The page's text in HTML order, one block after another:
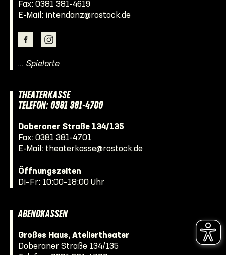
Fax: 0381 381-4619
E-Mail: intendanz@rostock.de
… Spielorte
THEATERKASSE
TELEFON: 0381 381-4700
Doberaner Straße 134/135
Fax: 0381 381-4701
E-Mail: theaterkasse@rostock.de
Öffnungszeiten
Di–Fr: 10:00–18:00 Uhr
ABENDKASSEN
Großes Haus, Ateliertheater
Doberaner Straße 134/135